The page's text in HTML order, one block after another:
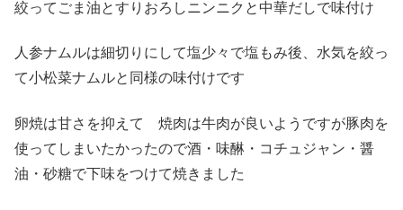
絞ってごま油とすりおろしニンニクと中華だしで味付け
人参ナムルは細切りにして塩少々で塩もみ後、水気を絞っ
て小松菜ナムルと同様の味付けです
卵焼は甘さを抑えて 焼肉は牛肉が良いようですが豚肉を
使ってしまいたかったので酒・味醂・コチュジャン・醤
油・砂糖で下味をつけて焼きました